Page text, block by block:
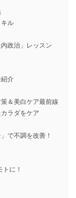
ル
政治」レッスン
介
＆美白ケア最前線
ラダをケア
で不調を改善！
に！